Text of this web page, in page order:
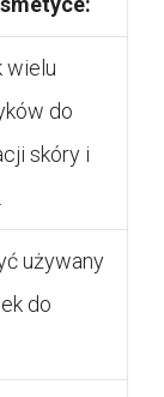
wielu
do
skóry i
używany
do